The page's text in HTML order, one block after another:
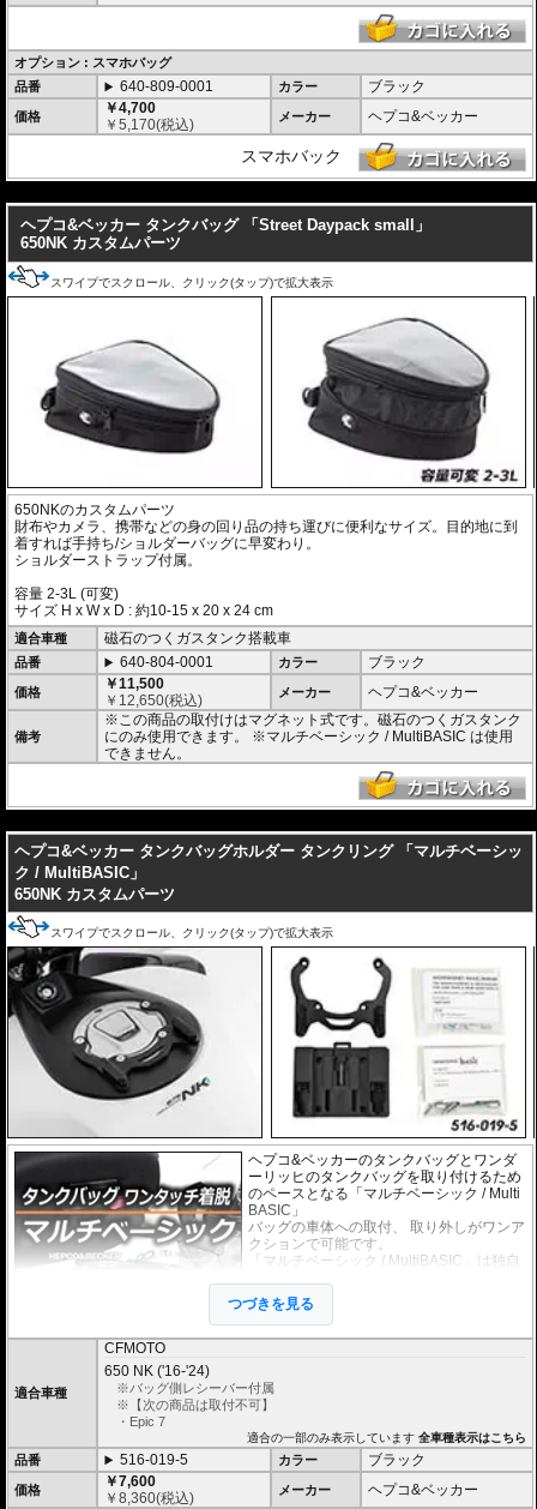
バッグの開閉ロックやバッグの車体へのロックなど様々なセキュリティオプ
ションの使用が可能。
オプション : スマホバッグ
品番
640-809-0001 カラー ブラック
価格
￥4,700
￥5,170(税込) メーカー ヘプコ&ベッカー
スマホバック
ヘプコ&ベッカー タンクバッグ 「Street Daypack small」
650NK カスタムパーツ
スワイプでスクロール、クリック(タップ)で拡大表示
650NKのカスタムパーツ
財布やカメラ、携帯などの身の回り品の持ち運びに便利なサイズ。目的地に到
着すれば手持ち/ショルダーバッグに早変わり。
ショルダーストラップ付属。
容量 2-3L (可変)
サイズ H x W x D : 約10-15 x 20 x 24 cm
適合車種 磁石のつくガスタンク搭載車
品番 640-804-0001 カラー ブラック
価格
￥11,500
￥ 12,650(税込) メーカー ヘプコ&ベッカー
備考
※この商品の取付けはマグネット式です。磁石のつくガスタンク
にのみ使用できます。 ※マルチベーシック / MultiBASIC は使用
できません。
ヘプコ&ベッカー タンクバッグホルダー タンクリング 「マルチベーシッ
ク / MultiBASIC」
650NK カスタムパーツ
スワイプでスクロール、クリック(タップ)で拡大表示
ヘプコ&ベッカーのタンクバッグとワンダ
ーリッヒのタンクバッグを取り付けるため
のペースとなる「マルチベーシック / Multi
BASIC」
バッグの車体への取付、 取り外しがワンア
クションで可能です。
「マルチベーシック / MultiBASIC」は独自
確実にホールドし、高速走行時でも安心し
てライディングを楽しむことができます。
取り外しはロック解除用のひもを引きなが
らバックを浮かすだけで簡単な取り外しが可能です。
驚くほど簡単な操作性と、スマートな形状、また高い安全性を高度な次元で実
現しています。
ヘプコ&ベッカーのタンクバッグ「EPIC / エピック」「Street / ストリート」
など数多くタンクバッグが搭載可能。
・ワンダーリッヒのタンクバッグ「CLICK BAG / クリックバッグ」にも対応。
ワンダーリッヒでは適合するホルダーがなかった車種でも「マルチベーシック /
MultiBASIC」を利用することでワンダーリッヒのタンクバッグを搭載すること
ができます。
つづきを見る
適合車種
CFMOTO
650 NK ('16-'24)
※バッグ側レシーバー付属
※【次の商品は取付不可】
・Epic 7
適合の一部のみ表示しています全車種表示はこちら
品番 516-019-5 カラー ブラック
価格
￥7,600
￥8,360(税込) メーカー ヘプコ&ベッカー